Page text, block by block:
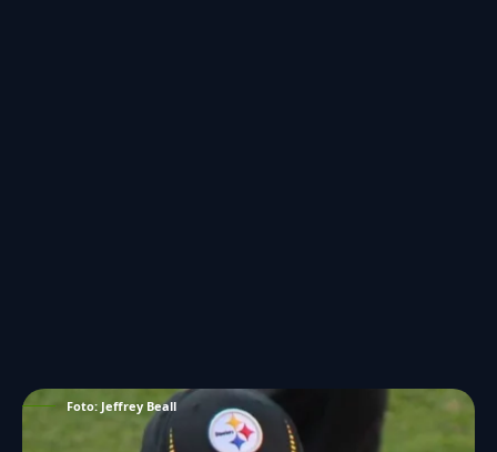
Foto: Jeffrey Beall